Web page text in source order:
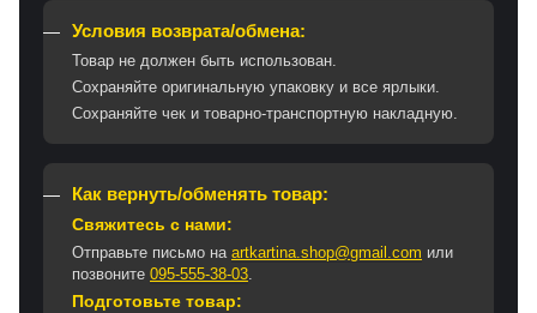
Условия возврата/обмена:
Товар не должен быть использован.
Сохраняйте оригинальную упаковку и все ярлыки.
Сохраняйте чек и товарно-транспортную накладную.
Как вернуть/обменять товар:
Свяжитесь с нами:
Отправьте письмо на artkartina.shop@gmail.com или
позвоните 095-555-38-03.
Подготовьте товар: